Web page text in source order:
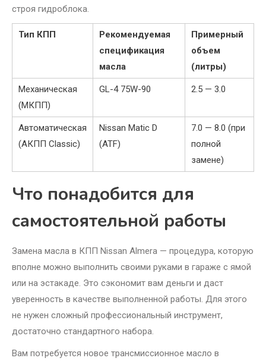
строя гидроблока.
Тип КПП
Рекомендуемая
спецификация
масла
Примерный
объем
(литры)
Механическая
(МКПП)
GL-4 75W-90 2.5 — 3.0
Автоматическая
(АКПП Classic)
Nissan Matic D
(ATF)
7.0 — 8.0 (при
полной
замене)
Что понадобится для
самостоятельной работы
Замена масла в КПП Nissan Almera — процедура, которую
вполне можно выполнить своими руками в гараже с ямой
или на эстакаде. Это сэкономит вам деньги и даст
уверенность в качестве выполненной работы. Для этого
не нужен сложный профессиональный инструмент,
достаточно стандартного набора.
Вам потребуется новое трансмиссионное масло в